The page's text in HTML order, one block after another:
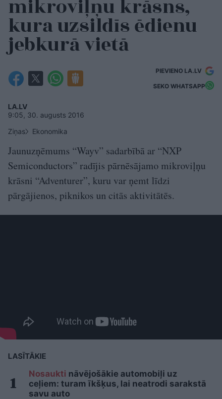
mikroviļņu krāsns,
kura uzsildīs ēdienu
jebkurā vietā
PIEVIENO LA.LV
SEKO WHATSAPP
LA.LV
9:05, 30. augusts 2016
Ziņas
Ekonomika
Jaunuzņēmums “Wayv” sadarbībā ar “NXP
Semiconductors” radījis pārnēsājamo mikroviļņu
krāsni “Adventurer”, kuru var ņemt līdzi
pārgājienos, piknikos un citās aktivitātēs.
LASĪTĀKIE
Nosaukti nāvējošākie automobiļi uz
ceļiem: turam īkšķus, lai neatrodi sarakstā
savu auto